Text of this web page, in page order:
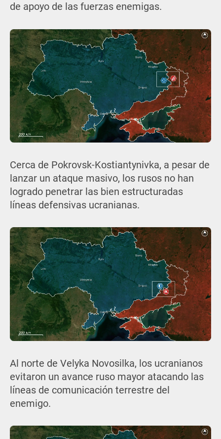
de apoyo de las fuerzas enemigas.
Cerca de Pokrovsk-Kostiantynivka, a pesar de
lanzar un ataque masivo, los rusos no han
logrado penetrar las bien estructuradas
líneas defensivas ucranianas.
Al norte de Velyka Novosilka, los ucranianos
evitaron un avance ruso mayor atacando las
líneas de comunicación terrestre del
enemigo.